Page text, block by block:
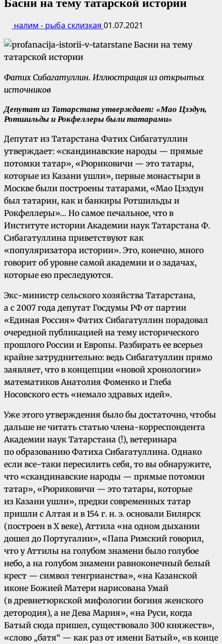
Басни на тему татарской истории
налим - рыба склизкая 01.07.2021
Фатих Сибагатуллин. Иллюстрация из открытых
источников
Депутат из Татарстана утверждает: «Мао Цзэдун,
Ротшильды и Рокфеллеры были татарами»
Депутат из Татарстана Фатих Сибагатуллин
утверждает: «скандинавские народы — прямые
потомки татар», «Рюриковичи — это татары,
которые из Казани ушли», первые монастыри в
Москве были построены татарами, «Мао Цзэдун
был татарин, как и банкиры Ротшильды и
Рокфеллеры»… Но самое печальное, что в
Институте истории Академии наук Татарстана Ф.
Сибагатуллина приветствуют как
«популяризатора истории». Это, конечно, много
говорит об уровне самой академии и о задачах,
которые ею преследуются.
Экс-министр сельского хозяйства Татарстана,
а с 2007 года депутат Госдумы РФ от партии
«Единая Россия» Фатих Сибагатуллин порадовал
очередной публикацией на тему исторического
прошлого России и Европы. Разбирать ее всерьез
крайне затруднительно: ведь Сибагатуллин прямо
заявляет, что в концепции «новой хронологии»
математиков Анатолия Фоменко и Глеба
Носовского есть «немало здравых идей».
Уже этого утверждения было бы достаточно, чтобы
дальше не читать статью члена-корреспондента
Академии наук Татарстана (!), ветеринара
по образованию Фатиха Сибагатуллина. Однако
если все-таки пересилить себя, то вы обнаружите,
что «скандинавские народы — прямые потомки
татар», «Рюриковичи — это татары, которые
из Казани ушли», предки современных татар
пришли с Алтая и в 154 г. н. э. основали Билярск
(построен в Х веке), Аттила «на одном дыхании
дошел до Португалии», «Папа Римский говорил,
что у Аттилы на голубом знамени было голубое
небо, а на голубом знамени равноконечный белый
крест — символ тенгрианства», «на Казанской
иконе Божией Матери нарисована Умай
(в древнетюркской мифологии богиня женского
детородия), а не Дева Мария», «на Руси, когда
Батый сюда пришел, существовало 300 княжеств»,
«слово „батя“ — как раз от имени Батый», «в конце